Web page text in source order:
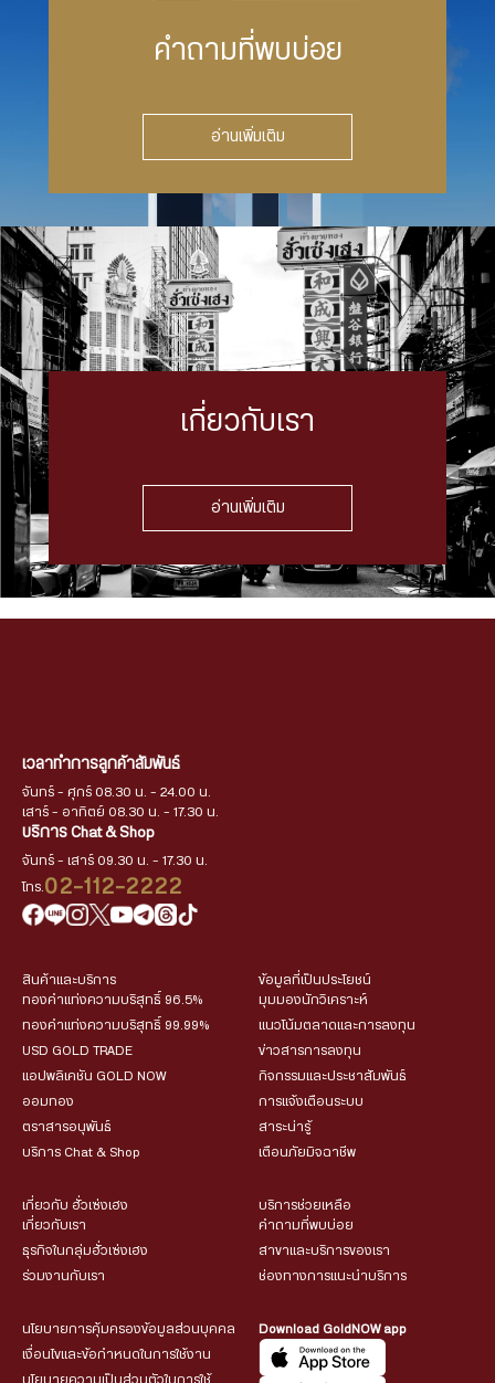
คำถามที่พบบ่อย
อ่านเพิ่มเติม
เกี่ยวกับเรา
อ่านเพิ่มเติม
เวลาทำการลูกค้าสัมพันธ์
จันทร์ - ศุกร์ 08.30 น. - 24.00 น.
เสาร์ - อาทิตย์ 08.30 น. - 17.30 น.
บริการ Chat & Shop
จันทร์ - เสาร์ 09.30 น. - 17.30 น.
โทร. 02-112-2222
สินค้าและบริการ
ทองคำแท่งความบริสุทธิ์ 96.5%
ทองคำแท่งความบริสุทธิ์ 99.99%
USD GOLD TRADE
แอปพลิเคชัน GOLD NOW
ออมทอง
ตราสารอนุพันธ์
บริการ Chat & Shop
ข้อมูลที่เป็นประโยชน์
มุมมองนักวิเคราะห์
แนวโน้มตลาดและการลงทุน
ข่าวสารการลงทุน
กิจกรรมและประชาสัมพันธ์
การแจ้งเตือนระบบ
สาระน่ารู้
เตือนภัยมิจฉาชีพ
เกี่ยวกับ ฮั่วเซ่งเฮง
เกี่ยวกับเรา
ธุรกิจในกลุ่มฮั่วเซ่งเฮง
ร่วมงานกับเรา
บริการช่วยเหลือ
คำถามที่พบบ่อย
สาขาและบริการของเรา
ช่องทางการแนะนำบริการ
นโยบายการคุ้มครองข้อมูลส่วนบุคคล
เงื่อนไขและข้อกำหนดในการใช้งาน
นโยบายความเป็นส่วนตัวในการใช้
Download GoldNOW app